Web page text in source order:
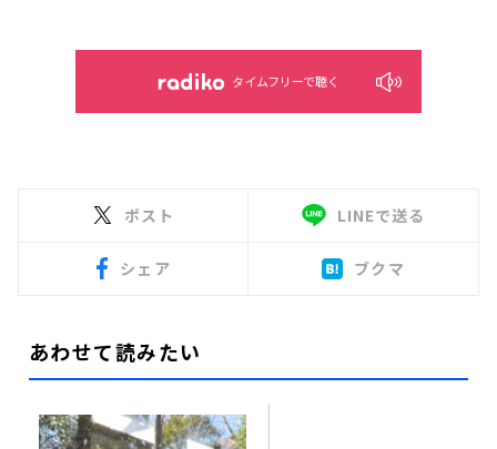
タイムフリーで聴く
ポスト LINEで送る
シェア ブクマ
あわせて読みたい